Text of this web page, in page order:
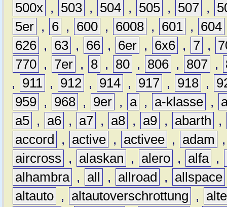
500x , 503 , 504 , 505 , 507 ,
5er , 6 , 600 , 6008 , 601 , 604
626 , 63 , 66 , 6er , 6x6 , 7 ,
770 , 7er , 8 , 80 , 806 , 807 ,
,
911 , 912 , 914 , 917 , 918 ,
959 , 968 , 9er , a , a-klasse ,
a5 , a6 , a7 , a8 , a9 , abarth
,
accord
, active , activee , adam
aircross
, alaskan , alero , alfa ,
alhambra , all , allroad , allspace
altauto , altautoverschrottung ,